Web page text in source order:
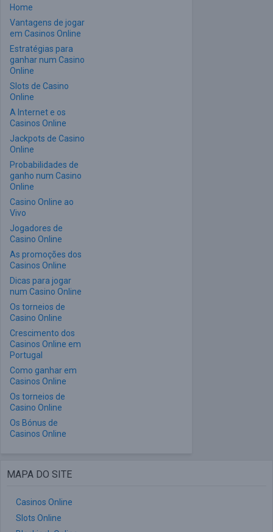
Home
Vantagens de jogar
em Casinos Online
Estratégias para
ganhar num Casino
Online
Slots de Casino
Online
A Internet e os
Casinos Online
Jackpots de Casino
Online
Probabilidades de
ganho num Casino
Online
Casino Online ao
Vivo
Jogadores de
Casino Online
As promoções dos
Casinos Online
Dicas para jogar
num Casino Online
Os torneios de
Casino Online
Crescimento dos
Casinos Online em
Portugal
Como ganhar em
Casinos Online
Os torneios de
Casino Online
Os Bónus de
Casinos Online
MAPA DO SITE
Casinos Online
Slots Online